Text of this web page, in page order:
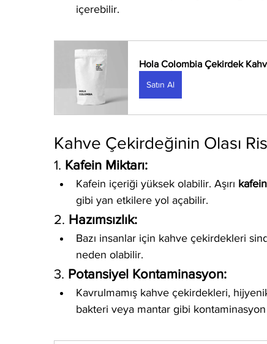
içerebilir.
Hola Colombia Çekirdek
Satın Al
Kahve Çekirdeğinin Olası
1. Kafein Miktarı:
Kafein içeriği yüksek olabilir. Aşırı kafein
gibi yan etkilere yol açabilir.
2. Hazımsızlık:
Bazı insanlar için kahve çekirdekleri
neden olabilir.
3. Potansiyel Kontaminasyon:
Kavrulmamış kahve çekirdekleri,
bakteri veya mantar gibi kontaminasyon